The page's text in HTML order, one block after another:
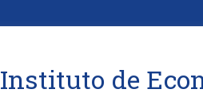
Instituto de